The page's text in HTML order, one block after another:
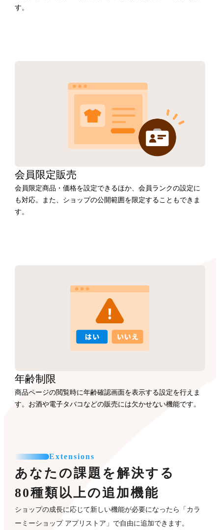
す。
会員限定販売
会員限定商品・価格を設定できるほか、会員ランクの設定に
も対応。また、ショップの公開範囲を限定することもできま
す。
年齢制限
商品ページの閲覧時に年齢確認画面を表示する設定を行えま
す。お酒や電子タバコなどの販売には欠かせない機能です。
Extensions
あなたの課題を解決する
80種類以上の追加機能
ショップの成長に応じて新しい機能が必要になったら「カラ
ーミーショップ アプリストア」で自由に追加できます。